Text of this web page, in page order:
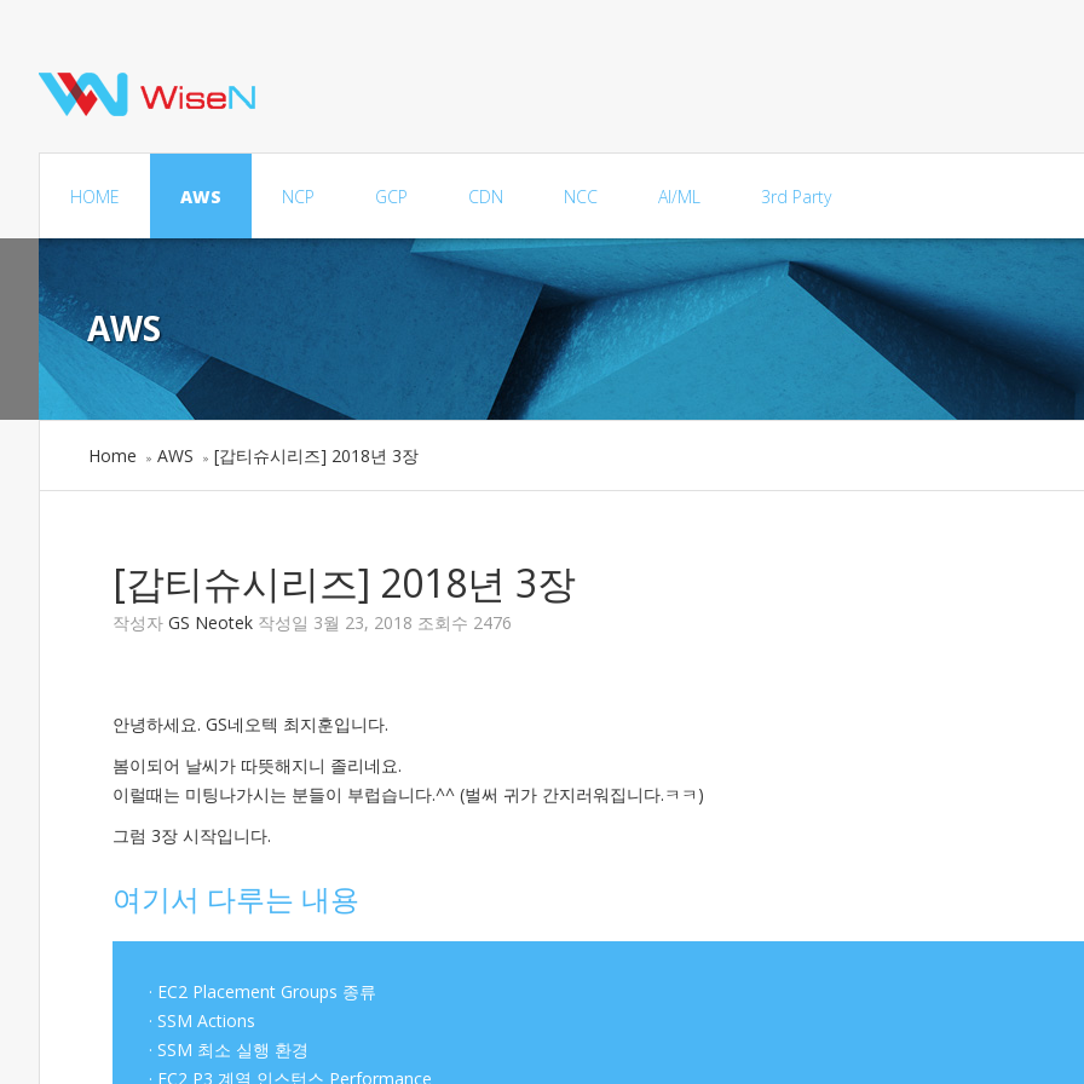
HOME AWS NCP GCP CDN NCC AI/ML 3rd Party
AWS
Home » AWS » [갑티슈시리즈] 2018년 3장
[갑티슈시리즈] 2018년 3장
작성자 GS Neotek 작성일 3월 23, 2018 조회수 2476
안녕하세요. GS네오텍 최지훈입니다.
봄이되어 날씨가 따뜻해지니 졸리네요.
이럴때는 미팅나가시는 분들이 부럽습니다.^^ (벌써 귀가 간지러워집니다.ㅋㅋ)
그럼 3장 시작입니다.
여기서 다루는 내용
· EC2 Placement Groups 종류
· SSM Actions
· SSM 최소 실행 환경
· EC2 P3 계열 인스턴스 Performance